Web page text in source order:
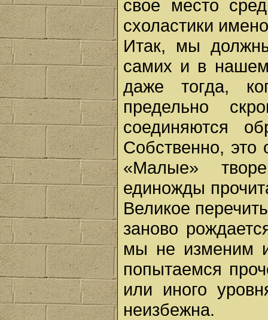
свое место
схоластики
Итак, мы
самих и в нашем
даже тогда,
предельно
соединяются
Собственно, это
«Малые»
единожды
Великое
заново
мы не изменим
попытаемся
или иного
неизбежна.